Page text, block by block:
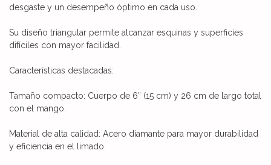
desgaste y un desempeño óptimo en cada uso.
Su diseño triangular permite alcanzar esquinas y superficies
difíciles con mayor facilidad.
Características destacadas:
Tamaño compacto: Cuerpo de 6” (15 cm) y 26 cm de largo total
con el mango.
Material de alta calidad: Acero diamante para mayor durabilidad
y eficiencia en el limado.